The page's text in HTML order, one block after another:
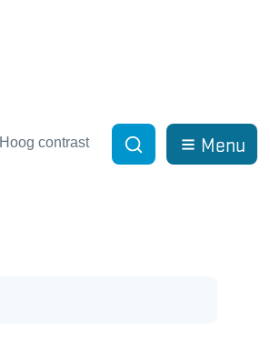
Hoog contrast
Zoek tonen /Menu